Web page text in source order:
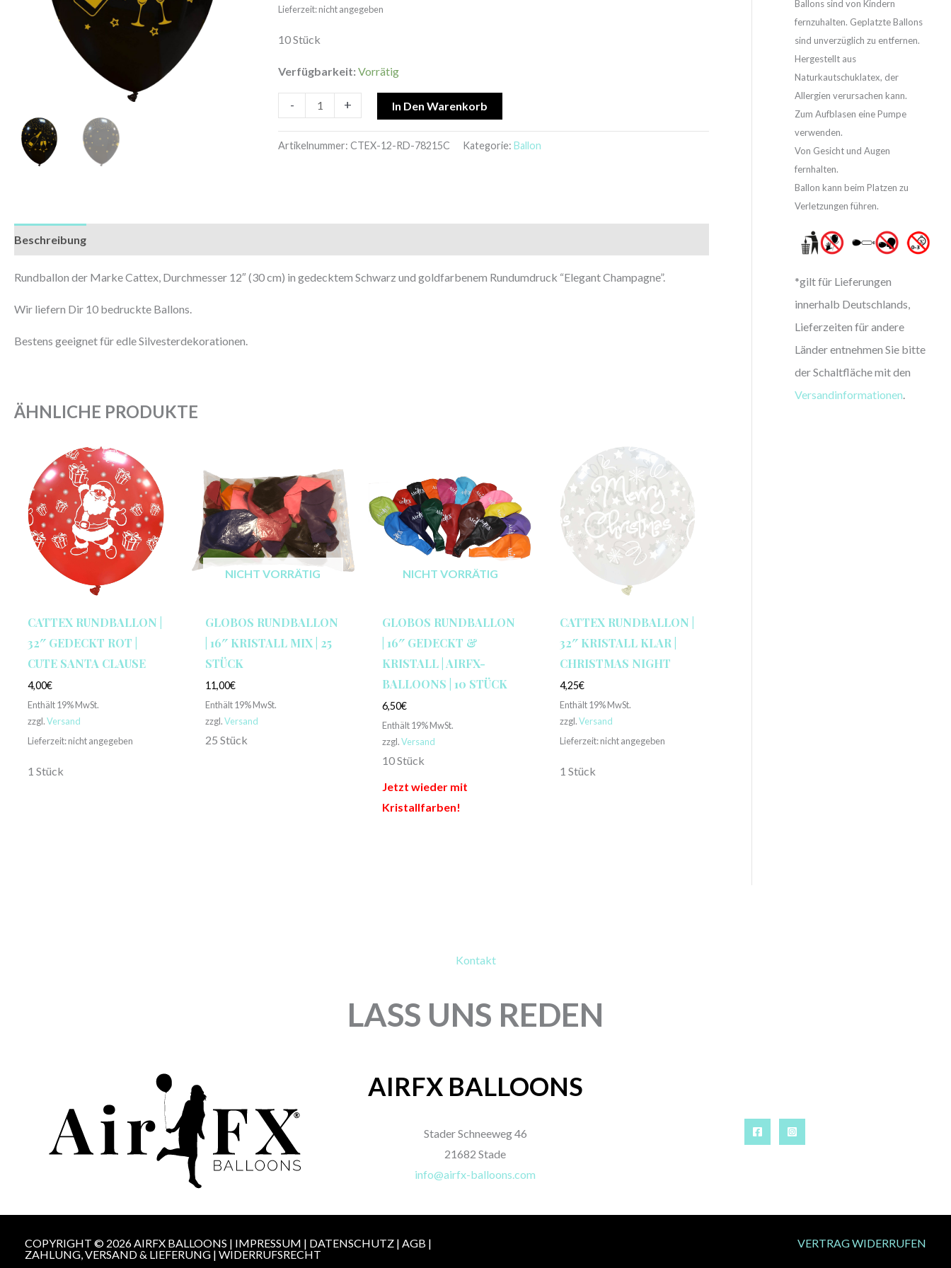
Lieferzeit: nicht angegeben
10 Stück
Verfügbarkeit: Vorrätig
-
|
Menge
+ In Den Warenkorb
Artikelnummer:CTEX-12-RD-78215C Kategorie:Ballon
Beschreibung
Rundballon der Marke Cattex, Durchmesser 12″ (30 cm) in gedecktem Schwarz und goldfarbenem Rundumdruck “Elegant Champagne”.
Wir liefern Dir 10 bedruckte Ballons.
Bestens geeignet für edle Silvesterdekorationen.
ÄHNLICHE PRODUKTE
CATTEX RUNDBALLON |
32″ GEDECKT ROT |
CUTE SANTA CLAUSE
4,00€
Enthält 19% MwSt.
zzgl.Versand
Lieferzeit: nicht angegeben
1 Stück
NICHT VORRÄTIG
GLOBOS RUNDBALLON
| 16″ KRISTALL MIX | 25
STÜCK
11,00€
Enthält 19% MwSt.
zzgl.Versand
25 Stück
NICHT VORRÄTIG
GLOBOS RUNDBALLON
| 16″ GEDECKT &
KRISTALL | AIRFX-
BALLOONS | 10 STÜCK
6,50€
Enthält 19% MwSt.
zzgl.Versand
10 Stück
Jetzt wieder mit
Kristallfarben!
CATTEX RUNDBALLON |
32″ KRISTALL KLAR |
CHRISTMAS NIGHT
4,25€
Enthält 19% MwSt.
zzgl.Versand
Lieferzeit: nicht angegeben
1 Stück
Ballons sind von Kindern
fernzuhalten. Geplatzte Ballons
sind unverzüglich zu entfernen.
Hergestellt aus
Naturkautschuklatex, der
Allergien verursachen kann.
Zum Aufblasen eine Pumpe
verwenden.
Von Gesicht und Augen
fernhalten.
Ballon kann beim Platzen zu
Verletzungen führen.
*gilt für Lieferungen
innerhalb Deutschlands,
Lieferzeiten für andere
Länder entnehmen Sie bitte
der Schaltfläche mit den
Versandinformationen
Kontakt
LASS UNS REDEN
AIRFX BALLOONS
Stader Schneeweg 46
21682 Stade
info@airfx-balloons.com
COPYRIGHT © 2026 AIRFX BALLOONS | IMPRESSUM | DATENSCHUTZ | AGB |
ZAHLUNG, VERSAND & LIEFERUNG | WIDERRUFSRECHT
VERTRAG WIDERRUFEN